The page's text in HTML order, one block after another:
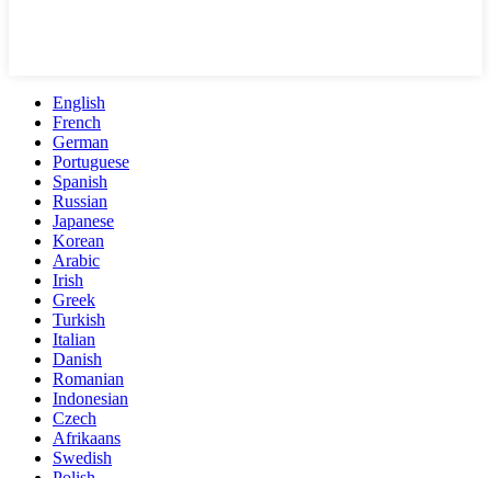
English
French
German
Portuguese
Spanish
Russian
Japanese
Korean
Arabic
Irish
Greek
Turkish
Italian
Danish
Romanian
Indonesian
Czech
Afrikaans
Swedish